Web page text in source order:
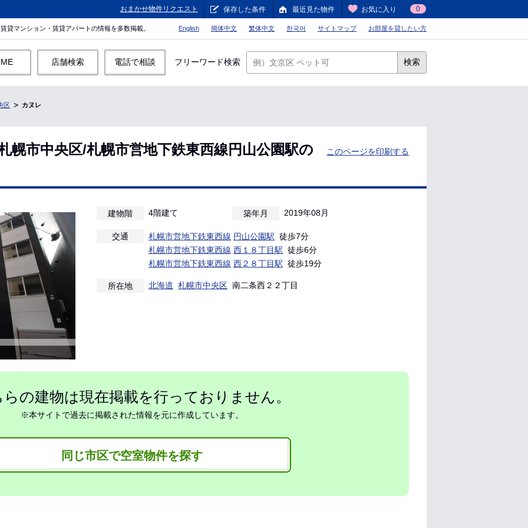
おまかせ物件リクエスト 保存した条件 最近見た物件 お気に入り 0
貸マンション・賃貸アパートの情報を多数掲載。 English 簡体中文 繁体中文 한국어 サイトマップ お部屋を貸したい方
店舗検索 電話で相談 フリーワード検索 検索
区 カヌレ
幌市中央区/札幌市営地下鉄東西線円山公園駅の このページを印刷する
建物階 4階建て 築年月 2019年08月
交通 札幌市営地下鉄東西線 円山公園駅 徒歩7分
札幌市営地下鉄東西線 西１８丁目駅 徒歩6分
札幌市営地下鉄東西線 西２８丁目駅 徒歩19分
所在地 北海道 札幌市中央区 南二条西２２丁目
の建物は現在掲載を行っておりません。
※本サイトで過去に掲載された情報を元に作成しています。
同じ市区で空室物件を探す